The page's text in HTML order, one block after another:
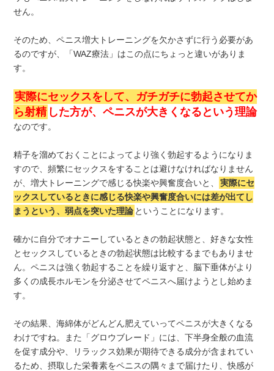
せん。
そのため、ペニス増大トレーニングを欠かさずに行う必要があ
るのですが、「WAZ療法」はこの点にちょっと違いがありま
す。
実際にセックスをして、ガチガチに勃起させてか
ら射精 した方が、ペニスが大きくなるという理論
なのです。
精子を溜めておくことによってより強く勃起するようになりま
すので、頻繁にセックスをすることは避けなければなりません
が、増大トレーニングで感じる快楽や興奮度合いと、
実際にセ
ックスしているときに感じる快楽や興奮度合いには差が出てし
まうという、弱点を突いた理論 ということになります。
確かに自分でオナニーしているときの勃起状態と、好きな女性
とセックスしているときの勃起状態は比較するまでもありませ
ん。ペニスは強く勃起することを繰り返すと、脳下垂体がより
多くの成長ホルモンを分泌させてペニスへ届けようとし始めま
す。
その結果、海綿体がどんどん肥えていってペニスが大きくなる
わけですね。また「グロウブレード」には、下半身全般の血流
を促す成分や、リラックス効果が期待できる成分が含まれてい
るため、摂取した栄養素をペニスの隅々まで届けたり、快感が